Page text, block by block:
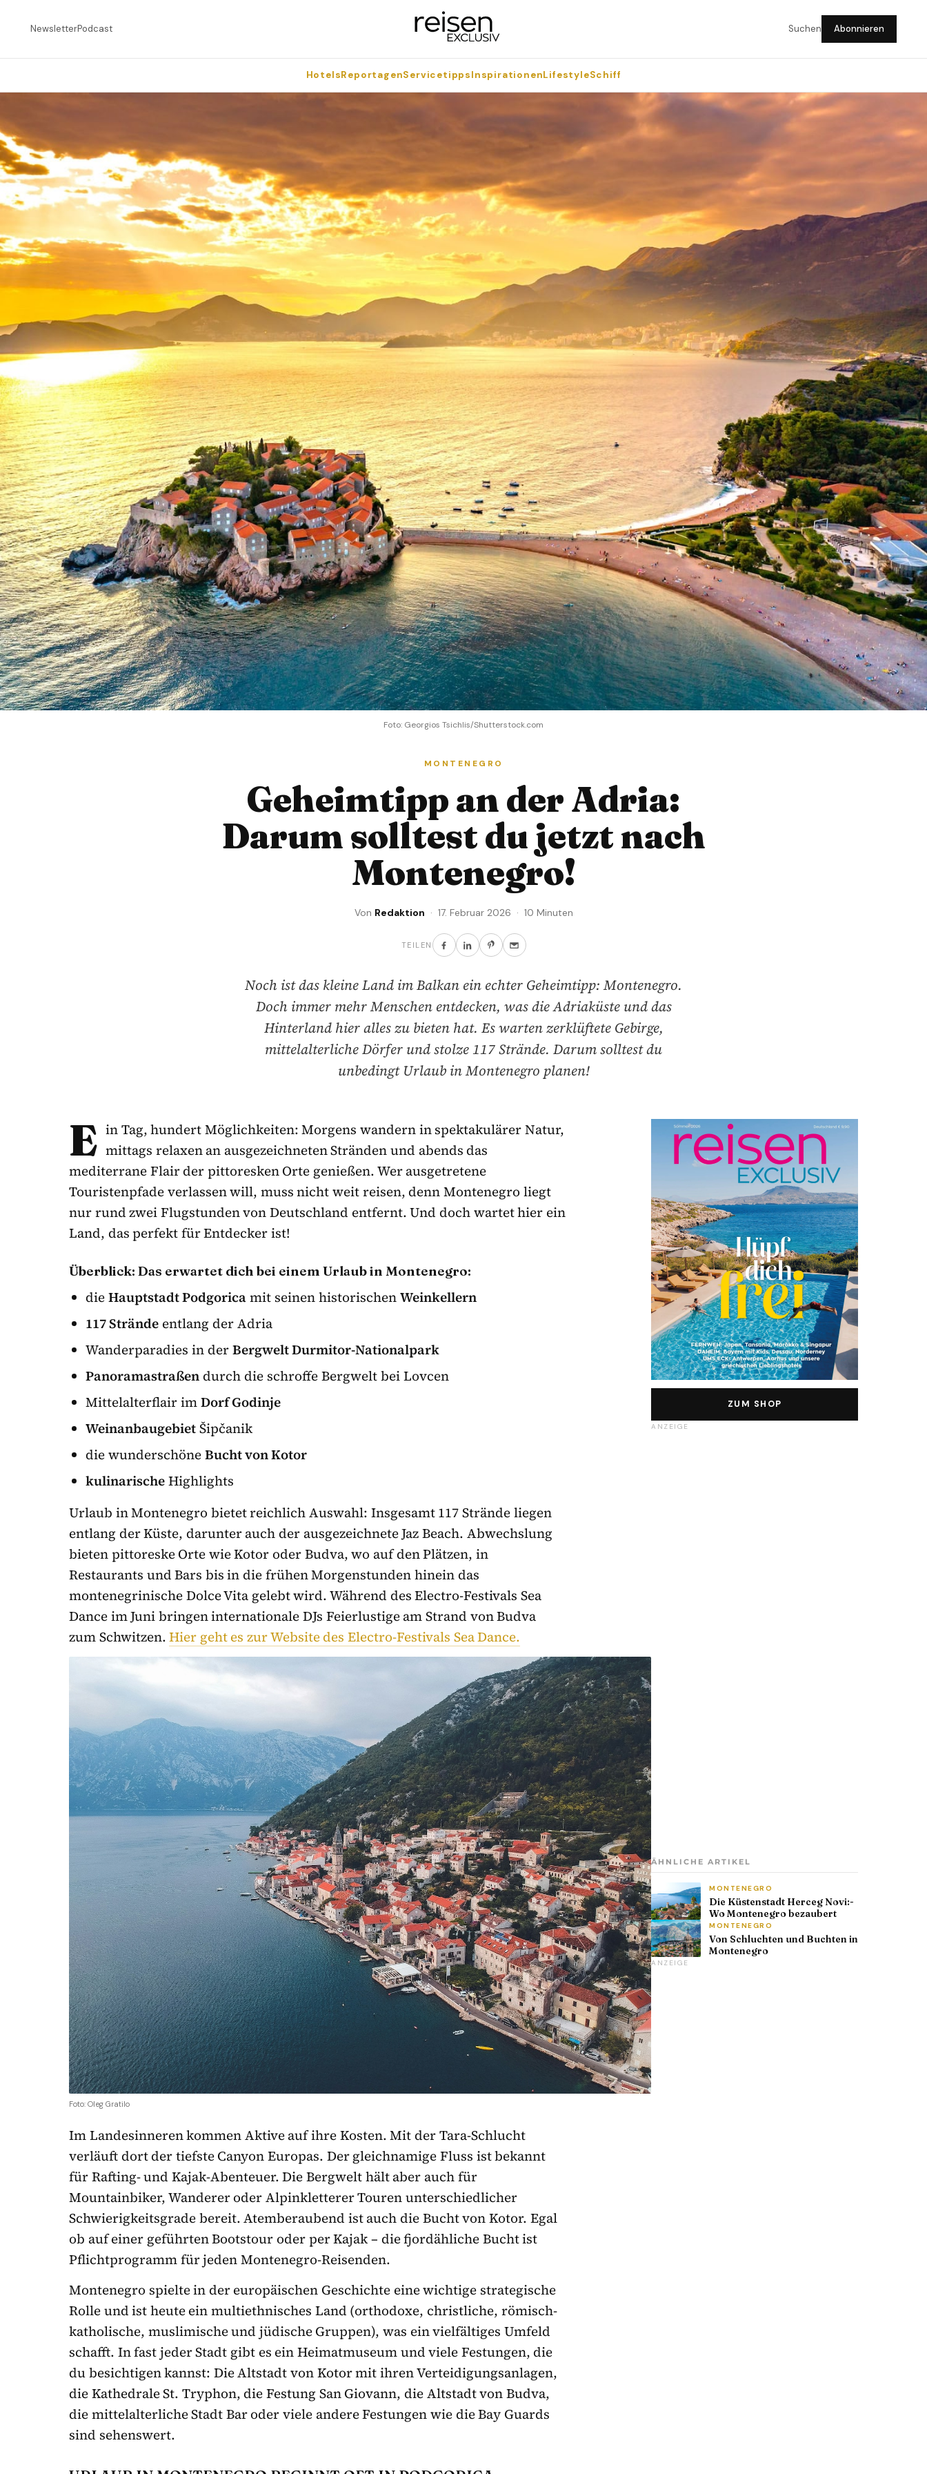
NewsletterPodcast Suchen Abonnieren
HotelsReportagenServicetippsInspirationenLifestyleSchiff
Foto: Georgios Tsichlis/Shutterstock.com
MONTENEGRO
Geheimtipp an der Adria:
Darum solltest du jetzt nach
Montenegro!
Von Redaktion · 17. Februar 2026 · 10 Minuten
TEILEN
Noch ist das kleine Land im Balkan ein echter Geheimtipp: Montenegro.
Doch immer mehr Menschen entdecken, was die Adriaküste und das
Hinterland hier alles zu bieten hat. Es warten zerklüftete Gebirge,
mittelalterliche Dörfer und stolze 117 Strände. Darum solltest du
unbedingt Urlaub in Montenegro planen!
E in Tag, hundert Möglichkeiten: Morgens wandern in spektakulärer Natur,
mittags relaxen an ausgezeichneten Stränden und abends das
mediterrane Flair der pittoresken Orte genießen. Wer ausgetretene
Touristenpfade verlassen will, muss nicht weit reisen, denn Montenegro liegt
nur rund zwei Flugstunden von Deutschland entfernt. Und doch wartet hier ein
Land, das perfekt für Entdecker ist!
Überblick: Das erwartet dich bei einem Urlaub in Montenegro:
dieHauptstadt Podgoricamit seinen historischenWeinkellern
117 Strände entlang der Adria
Wanderparadies in derBergwelt Durmitor-Nationalpark
Panoramastraßen durch die schroffe Bergwelt bei Lovcen
Mittelalterflair imDorf Godinje
WeinanbaugebietŠipčanik
die wunderschöneBucht von Kotor
kulinarischeHighlights
Urlaub in Montenegro bietet reichlich Auswahl: Insgesamt 117 Strände liegen
entlang der Küste, darunter auch der ausgezeichnete Jaz Beach. Abwechslung
bieten pittoreske Orte wie Kotor oder Budva, wo auf den Plätzen, in
Restaurants und Bars bis in die frühen Morgenstunden hinein das
montenegrinische Dolce Vita gelebt wird. Während des Electro-Festivals Sea
Dance im Juni bringen internationale DJs Feierlustige am Strand von Budva
zum Schwitzen.Hier geht es zur Website des Electro-Festivals Sea Dance.
Foto: Oleg Gratilo
Im Landesinneren kommen Aktive auf ihre Kosten. Mit der Tara-Schlucht
verläuft dort der tiefste Canyon Europas. Der gleichnamige Fluss ist bekannt
für Rafting- und Kajak-Abenteuer. Die Bergwelt hält aber auch für
Mountainbiker, Wanderer oder Alpinkletterer Touren unterschiedlicher
Schwierigkeitsgrade bereit. Atemberaubend ist auch die Bucht von Kotor. Egal
ob auf einer geführten Bootstour oder per Kajak – die fjordähliche Bucht ist
Pflichtprogramm für jeden Montenegro-Reisenden.
Montenegro spielte in der europäischen Geschichte eine wichtige strategische
Rolle und ist heute ein multiethnisches Land (orthodoxe, christliche, römisch-
katholische, muslimische und jüdische Gruppen), was ein vielfältiges Umfeld
schafft. In fast jeder Stadt gibt es ein Heimatmuseum und viele Festungen, die
du besichtigen kannst: Die Altstadt von Kotor mit ihren Verteidigungsanlagen,
die Kathedrale St. Tryphon, die Festung San Giovann, die Altstadt von Budva,
die mittelalterliche Stadt Bar oder viele andere Festungen wie die Bay Guards
sind sehenswert.
ZUM SHOP
ANZEIGE
ÄHNLICHE ARTIKEL
MONTENEGRO
Die Küstenstadt Herceg Novi:­
Wo Montenegro bezaubert
MONTENEGRO
Von Schluchten und Buchten in
Montenegro
ANZEIGE